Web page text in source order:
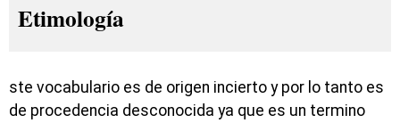
Etimología
ste vocabulario es de origen incierto y por lo tanto es
de procedencia desconocida ya que es un termino